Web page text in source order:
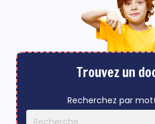
Trouvez un
Recherchez par